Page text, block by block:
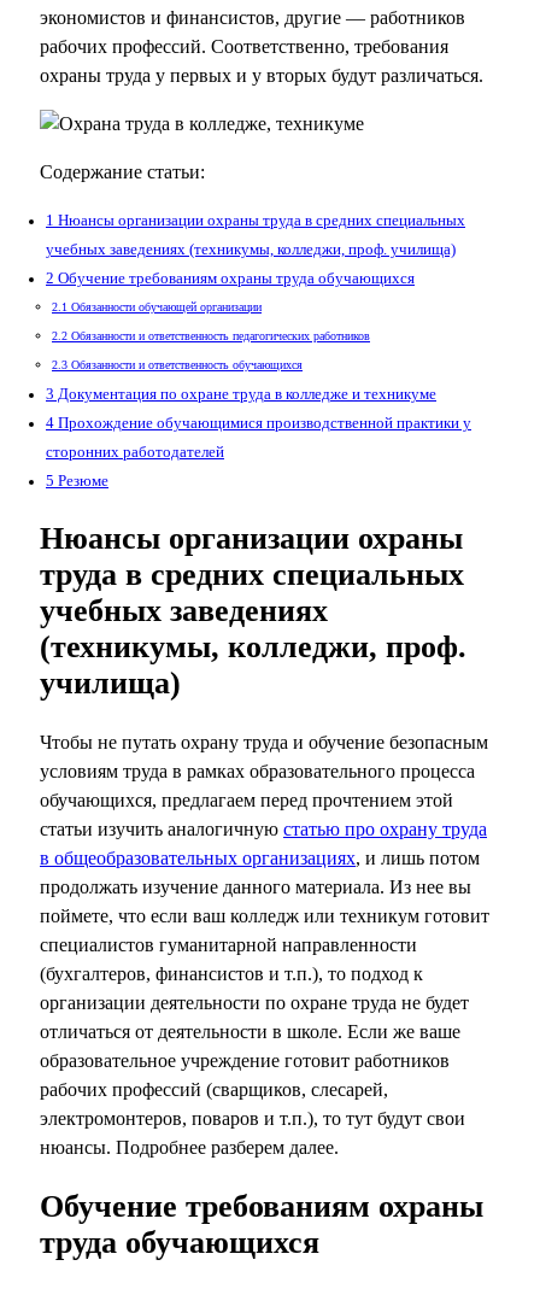
экономистов и финансистов, другие — работников
рабочих профессий. Соответственно, требования
охраны труда у первых и у вторых будут различаться.
Содержание статьи:
1 Нюансы организации охраны труда в средних специальных
учебных заведениях (техникумы, колледжи, проф. училища)
2 Обучение требованиям охраны труда обучающихся
2.1 Обязанности обучающей организации
2.2 Обязанности и ответственность педагогических работников
2.3 Обязанности и ответственность обучающихся
3 Документация по охране труда в колледже и техникуме
4 Прохождение обучающимися производственной практики у
сторонних работодателей
5 Резюме
Нюансы организации охраны
труда в средних специальных
учебных заведениях
(техникумы, колледжи, проф.
училища)
Чтобы не путать охрану труда и обучение безопасным
условиям труда в рамках образовательного процесса
обучающихся, предлагаем перед прочтением этой
статьи изучить аналогичную статью про охрану труда
в общеобразовательных организациях, и лишь потом
продолжать изучение данного материала. Из нее вы
поймете, что если ваш колледж или техникум готовит
специалистов гуманитарной направленности
(бухгалтеров, финансистов и т.п.), то подход к
организации деятельности по охране труда не будет
отличаться от деятельности в школе. Если же ваше
образовательное учреждение готовит работников
рабочих профессий (сварщиков, слесарей,
электромонтеров, поваров и т.п.), то тут будут свои
нюансы. Подробнее разберем далее.
Обучение требованиям охраны
труда обучающихся